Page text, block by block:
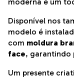
Disponível nos
modelo é
com moldura
face, garantindo
Um presente